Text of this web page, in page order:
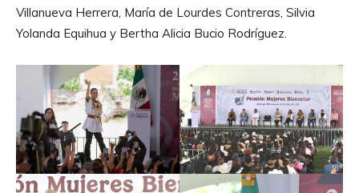
Villanueva Herrera, María de Lourdes Contreras, Silvia
Yolanda Equihua y Bertha Alicia Bucio Rodríguez.